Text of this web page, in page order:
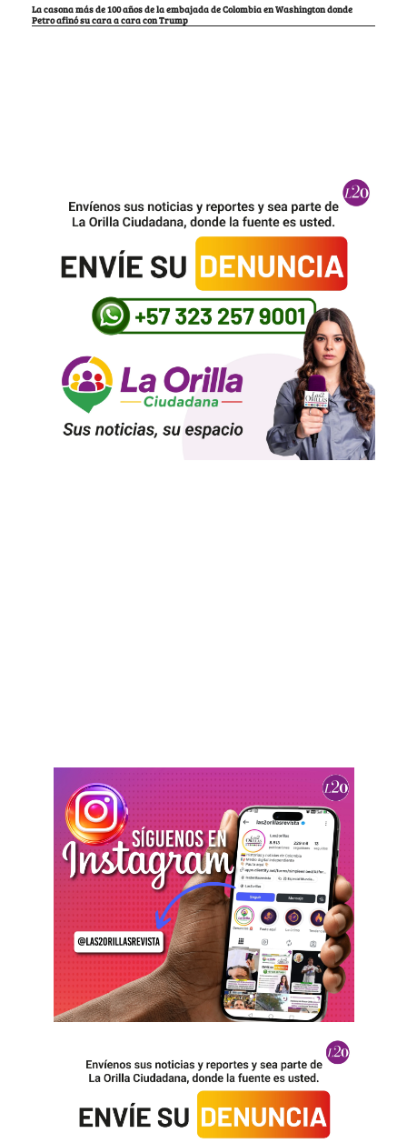
La casona más de 100 años de la embajada de Colombia en Washington donde
Petro afinó su cara a cara con Trump